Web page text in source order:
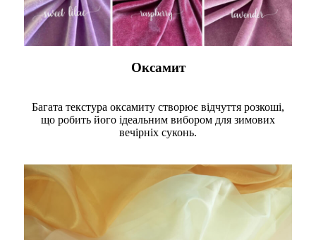
Оксамит
Багата текстура оксамиту створює відчуття розкоші,
що робить його ідеальним вибором для зимових
вечірніх суконь.